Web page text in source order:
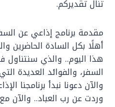
تنال تقديركم.
مقدمة برنامج إذاعي عن
أهلًا بكل السادة الحاضرين
هذا اليوم.. والذي
السفر، والفوائد العديدة
والآن دعونا نبدأ برنامجنا
وردت عن رب العباد.. والآن